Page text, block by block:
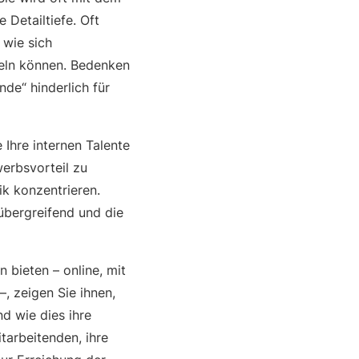
Detailtiefe. Oft
wie sich
können. Bedenken
hinderlich für
Ihre internen Talente
zu
konzentrieren.
und die
bieten – online, mit
zeigen Sie ihnen,
wie dies ihre
ihre